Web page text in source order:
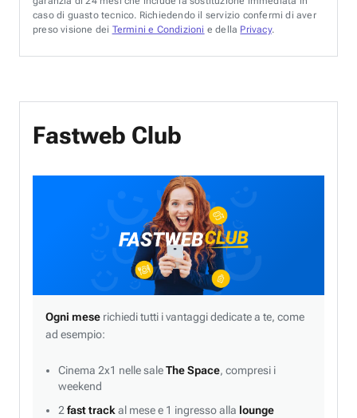
caso di guasto tecnico. Richiedendo il servizio confermi di aver
preso visione dei Termini e Condizioni e della Privacy.
Fastweb Club
Ogni mese richiedi tutti i vantaggi dedicate a te, come
ad esempio:
Cinema 2x1 nelle saleThe Space, compresi i
weekend
2 fast track al mese e 1 ingresso alla lounge